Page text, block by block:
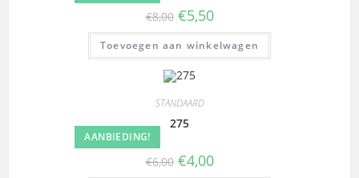
€8,00 €5,50
Toevoegen aan winkelwagen
AANBIEDING!
STANDAARD
275
€6,00 €4,00